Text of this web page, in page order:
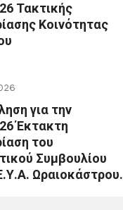
Τακτικής
Κοινότητας
για την
Έκτακτη
του
Συμβουλίου
Ωραιοκάστρου.